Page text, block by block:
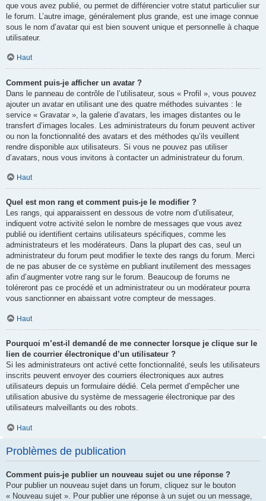
que vous avez publié, ou permet de différencier votre statut particulier sur
le forum. L’autre image, généralement plus grande, est une image connue
sous le nom d’avatar qui est bien souvent unique et personnelle à chaque
utilisateur.
Haut
Comment puis-je afficher un avatar ?
Dans le panneau de contrôle de l’utilisateur, sous « Profil », vous pouvez
ajouter un avatar en utilisant une des quatre méthodes suivantes : le
service « Gravatar », la galerie d’avatars, les images distantes ou le
transfert d’images locales. Les administrateurs du forum peuvent activer
ou non la fonctionnalité des avatars et des méthodes qu’ils veuillent
rendre disponible aux utilisateurs. Si vous ne pouvez pas utiliser
d’avatars, nous vous invitons à contacter un administrateur du forum.
Haut
Quel est mon rang et comment puis-je le modifier ?
Les rangs, qui apparaissent en dessous de votre nom d’utilisateur,
indiquent votre activité selon le nombre de messages que vous avez
publié ou identifient certains utilisateurs spécifiques, comme les
administrateurs et les modérateurs. Dans la plupart des cas, seul un
administrateur du forum peut modifier le texte des rangs du forum. Merci
de ne pas abuser de ce système en publiant inutilement des messages
afin d’augmenter votre rang sur le forum. Beaucoup de forums ne
toléreront pas ce procédé et un administrateur ou un modérateur pourra
vous sanctionner en abaissant votre compteur de messages.
Haut
Pourquoi m’est-il demandé de me connecter lorsque je clique sur le
lien de courrier électronique d’un utilisateur ?
Si les administrateurs ont activé cette fonctionnalité, seuls les utilisateurs
inscrits peuvent envoyer des courriers électroniques aux autres
utilisateurs depuis un formulaire dédié. Cela permet d’empêcher une
utilisation abusive du système de messagerie électronique par des
utilisateurs malveillants ou des robots.
Haut
Problèmes de publication
Comment puis-je publier un nouveau sujet ou une réponse ?
Pour publier un nouveau sujet dans un forum, cliquez sur le bouton
« Nouveau sujet ». Pour publier une réponse à un sujet ou un message,